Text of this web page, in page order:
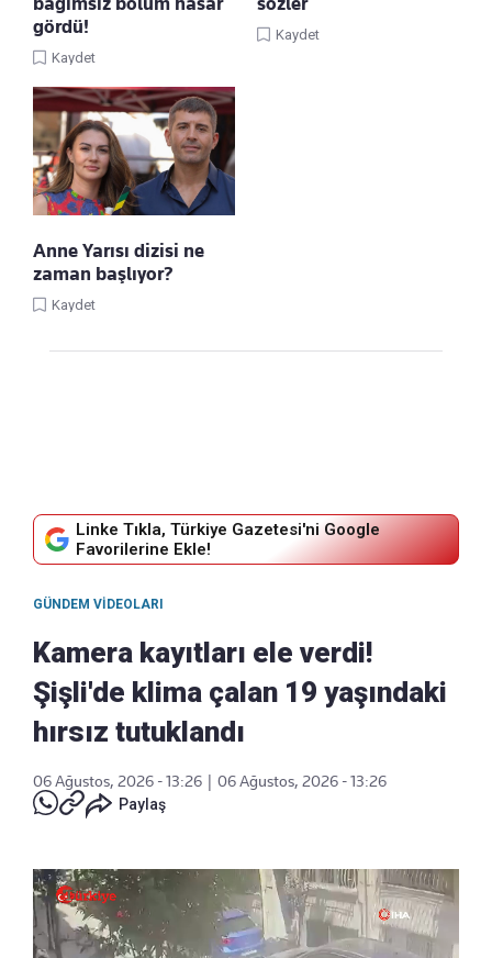
gördü!
Kaydet
Kaydet
Anne Yarısı dizisi ne
zaman başlıyor?
Kaydet
Linke Tıkla, Türkiye Gazetesi'ni Google
Favorilerine Ekle!
GÜNDEM VIDEOLARI
Kamera kayıtları ele verdi!
Şişli'de klima çalan 19 yaşındaki
hırsız tutuklandı
06 Ağustos, 2026 - 13:26
06 Ağustos, 2026 - 13:26
Paylaş